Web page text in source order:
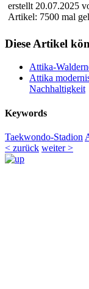
erstellt 20.07.2025
Artikel: 7500 mal
Diese Artikel
Attika-
Attika
Nachhaltigkeit
Keywords
Taekwondo-Stadion
< zurück weiter >